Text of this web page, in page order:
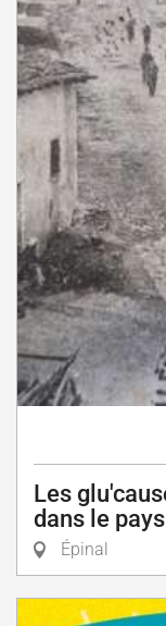
Les
dans le
Épinal